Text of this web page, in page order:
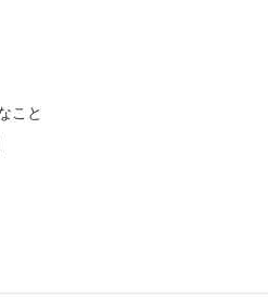
こと